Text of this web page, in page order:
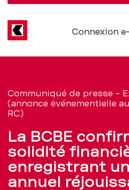
BCBE
confirme
sa
solidité
financière
Direkt
Inhalt
Connexion
navigation
de
service
Communiqué de presse –
(annonce événementielle
RC)
La BCBE
solidité
enregistrant
annuel